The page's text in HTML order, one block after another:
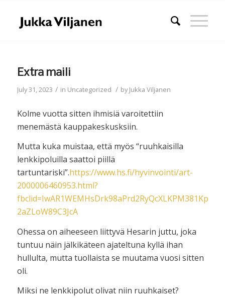
Extra maili
July 31, 2023 / in Uncategorized / byJukka Viljanen
Kolme vuotta sitten ihmisiä varoitettiin
menemästä kauppakeskusksiin.
Mutta kuka muistaa, että myös “ruuhkaisilla
lenkkipoluilla saattoi piillä
tartuntariski”.https://www.hs.fi/hyvinvointi/art-
2000006460953.html?
2aZLoW89C3JcA
Ohessa on aiheeseen liittyvä Hesarin juttu, joka
tuntuu näin jälkikäteen ajateltuna kyllä ihan
hullulta, mutta tuollaista se muutama vuosi sitten
oli.
Miksi ne lenkkipolut olivat niin ruuhkaiset?